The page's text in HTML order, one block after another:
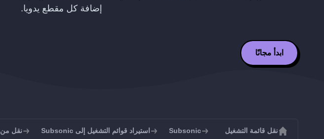
إضافة كل مقطع يدويا.
ابدأ مجانًا
نقل قائمة التشغيل Subsonic استيراد قوائم التشغيل إلى Subsonic نقل من Musi إلى Subsonic